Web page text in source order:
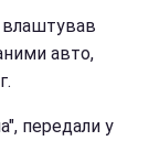
влаштував
авто,
передали у